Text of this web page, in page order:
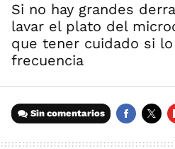
Si no hay grandes
lavar el plato del
que tener cuidado si
frecuencia
Sin comentarios